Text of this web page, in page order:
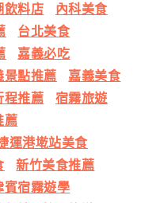
飲料店
內科美食
台北美食
嘉義必吃
景點推薦
嘉義美食
程推薦
宿霧旅遊
薦
運港墘站美食
新竹美食推薦
賓宿霧遊學